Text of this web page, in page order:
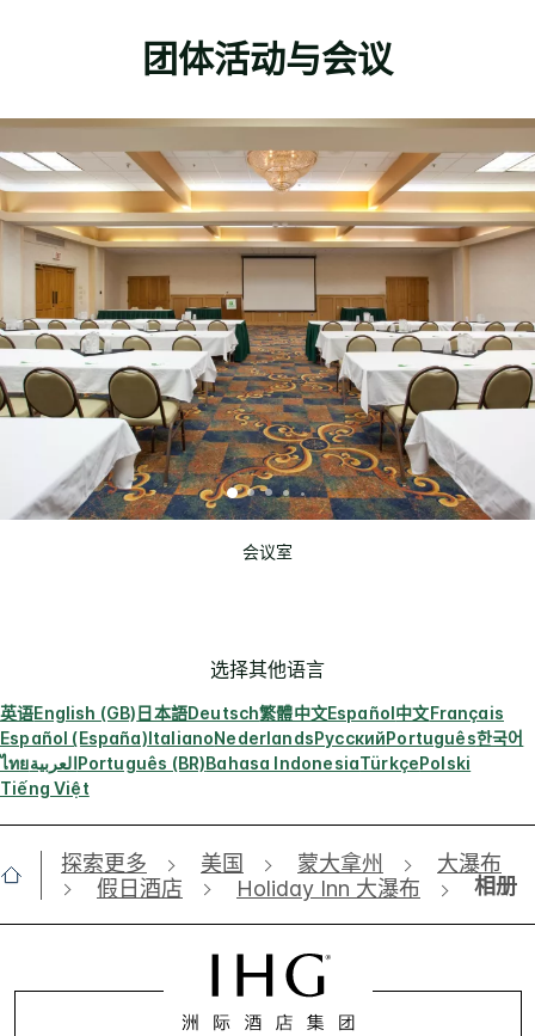
团体活动与会议
会议室
选择其他语言
英语English (GB)日本語Deutsch繁體中文Español中文Français
Español (España)ItalianoNederlandsРусскийPortuguês한국어
ไทยالعربيةPortuguês (BR)Bahasa IndonesiaTürkçePolski
Tiếng Việt
探索更多 美国 蒙大拿州
大瀑布
假日酒店
Holiday Inn 大瀑布 相册